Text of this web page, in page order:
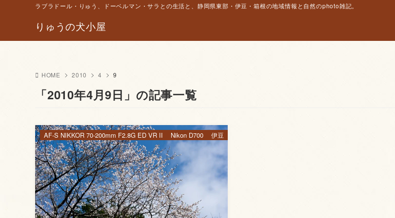
りゅうの犬小屋
ラブラドール・りゅう、ドーベルマン・サラとの生活と、静岡県東部・伊豆・箱根の地域情報と自然のphoto雑記。
HOME 2010 4 9
「2010年4月9日」の記事一覧
AF-S NIKKOR 70-200mm F2.8G ED VR II Nikon D700 伊豆